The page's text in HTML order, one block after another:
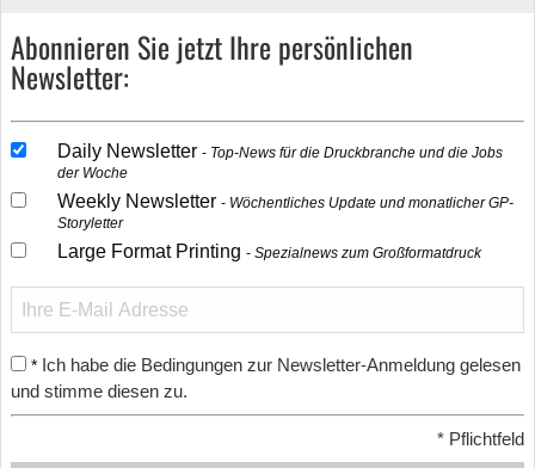
Abonnieren Sie jetzt Ihre persönlichen
Newsletter:
Daily Newsletter
Top-News für die Druckbranche und die Jobs
der Woche
Weekly Newsletter
Wöchentliches Update und monatlicher GP-
Storyletter
Large Format Printing Spezialnews zum Großformatdruck
* Ich habe die Bedingungen zur Newsletter-Anmeldung gelesen
und stimme diesen zu.
* Pflichtfeld